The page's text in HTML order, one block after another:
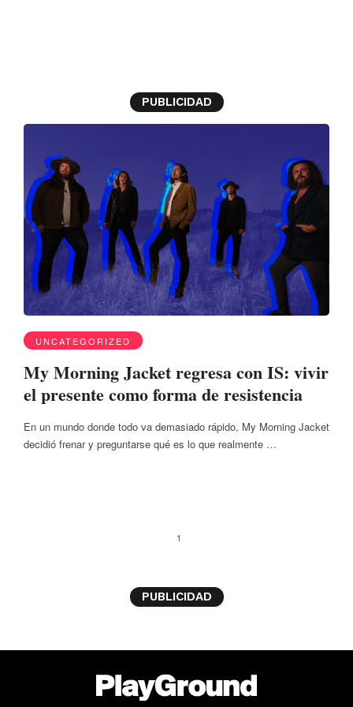
PUBLICIDAD
UNCATEGORIZED
My Morning Jacket regresa con IS: vivir
el presente como forma de resistencia
En un mundo donde todo va demasiado rápido, My Morning Jacket
decidió frenar y preguntarse qué es lo que realmente …
1
PUBLICIDAD